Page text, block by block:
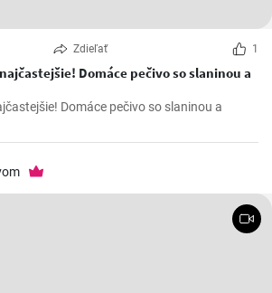
Zdieľať 1
Domáce pečivo so slaninou a
Domáce pečivo so slaninou a